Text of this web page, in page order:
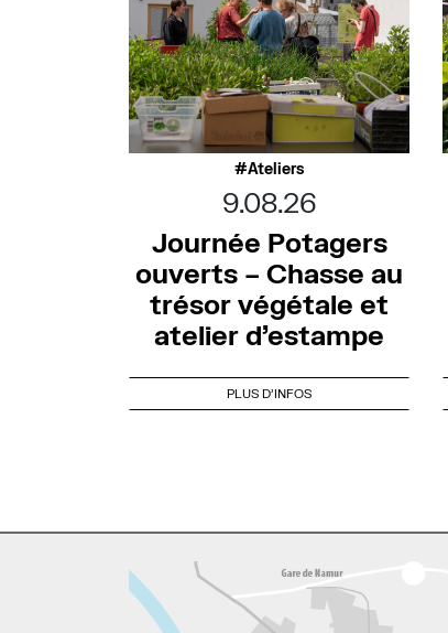
Ateliers
9.08.26
Journée Potagers
ouverts – Chasse au
trésor végétale et
atelier d’estampe
PLUS D'INFOS